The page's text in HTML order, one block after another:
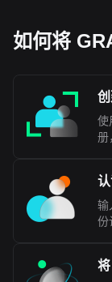
如何将
使
册
输
份